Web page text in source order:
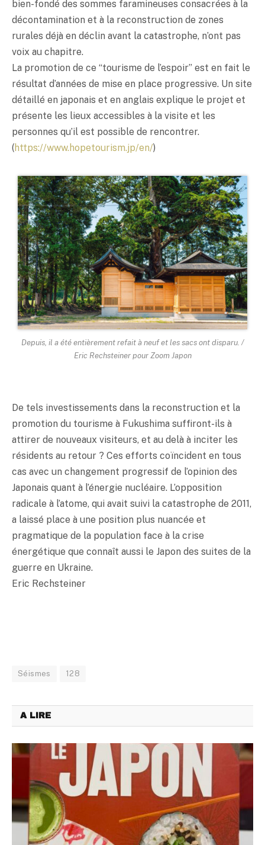
bien-fondé des sommes faramineuses consacrées à la
décontamination et à la reconstruction de zones
rurales déjà en déclin avant la catastrophe, n’ont pas
voix au chapitre.
La promotion de ce “tourisme de l’espoir” est en fait le
résultat d’années de mise en place progressive. Un site
détaillé en japonais et en anglais explique le projet et
présente les lieux accessibles à la visite et les
personnes qu’il est possible de rencontrer.
(https://www.hopetourism.jp/en/)
Depuis, il a été entièrement refait à neuf et les sacs ont disparu. /
Eric Rechsteiner pour Zoom Japon
De tels investissements dans la reconstruction et la
promotion du tourisme à Fukushima suffiront-ils à
attirer de nouveaux visiteurs, et au delà à inciter les
résidents au retour ? Ces efforts coïncident en tous
cas avec un changement progressif de l’opinion des
Japonais quant à l’énergie nucléaire. L’opposition
radicale à l’atome, qui avait suivi la catastrophe de 2011,
a laissé place à une position plus nuancée et
pragmatique de la population face à la crise
énergétique que connaît aussi le Japon des suites de la
guerre en Ukraine.
Eric Rechsteiner
Séismes 128
A LIRE